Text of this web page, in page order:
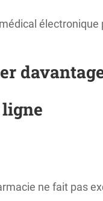
ne fait pas